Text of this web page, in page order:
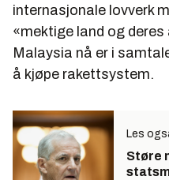
internasjonale lovverk
«mektige land og
Malaysia nå er i
å kjøpe rakettsystem.
Les
Støre